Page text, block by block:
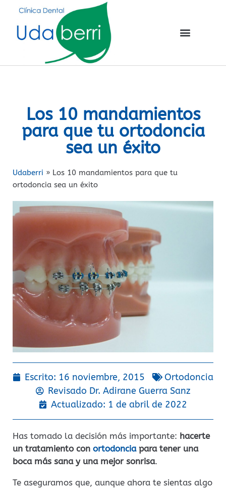
Los 10 mandamientos
para que tu ortodoncia
sea un éxito
Udaberri » Los 10 mandamientos para que tu
ortodoncia sea un éxito
Escrito: 16 noviembre, 2015
Ortodoncia
Revisado Dr. Adirane Guerra Sanz
Actualizado: 1 de abril de 2022
Has tomado la decisión más importante: hacerte
un tratamiento con ortodonciapara tener una
boca más sana y una mejor sonrisa.
Te aseguramos que, aunque ahora te sientas algo